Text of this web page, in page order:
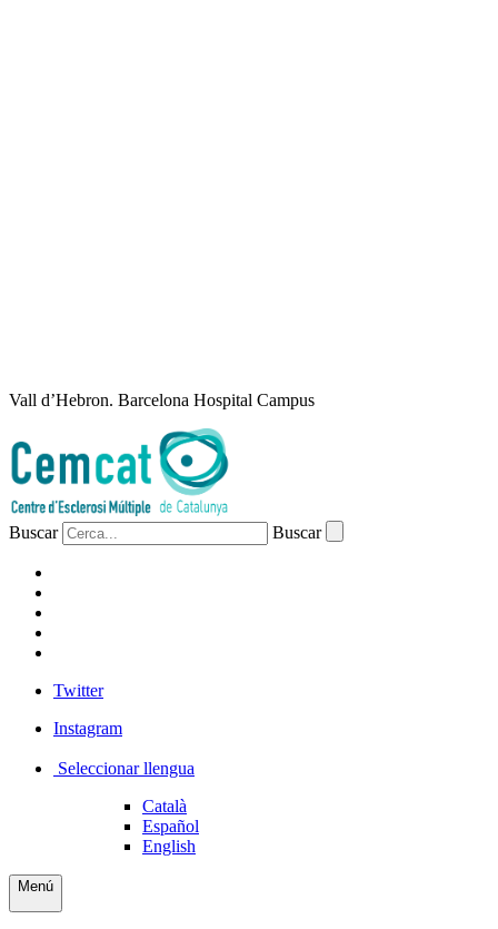
Vall d’Hebron. Barcelona Hospital Campus
Buscar Buscar
Twitter
Instagram
Seleccionar llengua
Català
Español
English
Menú